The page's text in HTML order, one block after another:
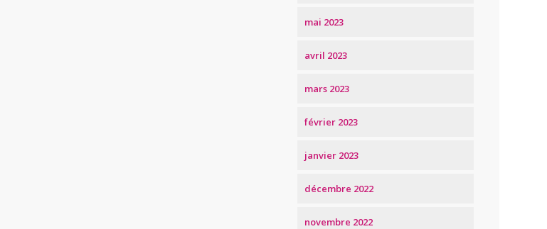
mai 2023
avril 2023
mars 2023
février 2023
janvier 2023
décembre 2022
novembre 2022